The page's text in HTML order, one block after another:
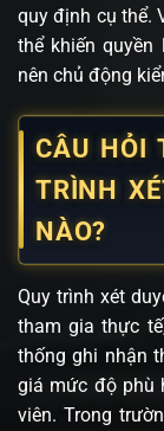
quy định cụ thể.
thể khiến
nên chủ động
CÂU HỎI
TRÌNH
NÀO?
Quy trình xét
tham gia thực
thống ghi nhận
giá mức độ phù
viên. Trong